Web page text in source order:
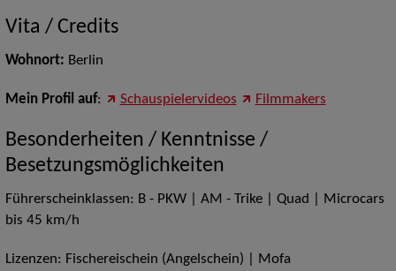
Vita / Credits
Wohnort: Berlin
Mein Profil auf: Schauspielervideos Filmmakers
Besonderheiten / Kenntnisse /
Besetzungsmöglichkeiten
Führerscheinklassen: B - PKW | AM - Trike | Quad | Microcars
bis 45 km/h
Lizenzen: Fischereischein (Angelschein) | Mofa